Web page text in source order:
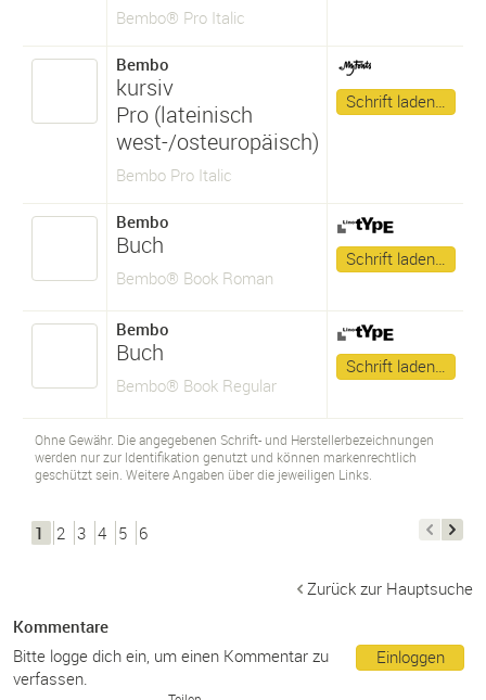
Bembo® Pro Italic
Bembo
kursiv
Pro (lateinisch
west-/osteuropäisch)
Bembo Pro Italic
Schrift laden…
Bembo
Buch
Bembo® Book Roman
Schrift laden…
Bembo
Buch
Bembo® Book Regular
Schrift laden…
Ohne Gewähr. Die angegebenen Schrift- und Herstellerbezeichnungen
werden nur zur Identifikation genutzt und können markenrechtlich
geschützt sein. Weitere Angaben über die jeweiligen Links.
1 2 3 4 5 6
Zurück zur Hauptsuche
Kommentare
Einloggen
Bitte logge dich ein, um einen Kommentar zu
verfassen.